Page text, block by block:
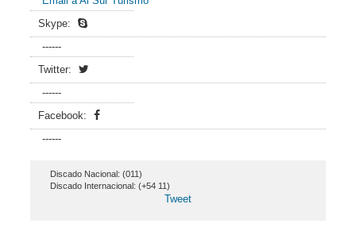
Skype:
------
Twitter:
------
Facebook:
------
Discado Nacional: (011)
Discado Internacional: (+54 11)
Tweet